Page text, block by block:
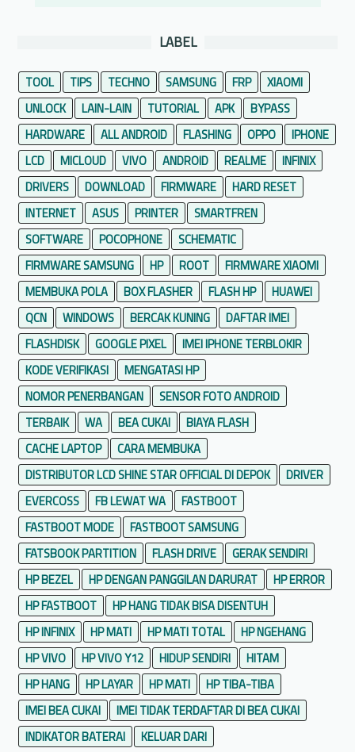
LABEL
TOOL TIPS TECHNO SAMSUNG FRP
XIAOMI
UNLOCK
LAIN-LAIN TUTORIAL APK
BYPASS
HARDWARE
ALL ANDROID FLASHING OPPO
IPHONE
LCD
MICLOUD VIVO ANDROID REALME
INFINIX
DRIVERS
DOWNLOAD FIRMWARE
HARD RESET
INTERNET
ASUS PRINTER
SMARTFREN
SOFTWARE
POCOPHONE
SCHEMATIC
FIRMWARE SAMSUNG
HP ROOT
FIRMWARE XIAOMI
MEMBUKA POLA
BOX FLASHER FLASH HP
HUAWEI
QCN
WINDOWS BERCAK KUNING
DAFTAR IMEI
FLASHDISK
GOOGLE PIXEL
IMEI IPHONE TERBLOKIR
KODE VERIFIKASI
MENGATASI HP
NOMOR PENERBANGAN
SENSOR FOTO ANDROID
TERBAIK
WA BEA CUKAI
BIAYA FLASH
CACHE LAPTOP
CARA MEMBUKA
DISTRIBUTOR LCD SHINE STAR OFFICIAL DI DEPOK
DRIVER
EVERCOSS
FB LEWAT WA
FASTBOOT
FASTBOOT MODE
FASTBOOT SAMSUNG
FATSBOOK PARTITION
FLASH DRIVE
GERAK SENDIRI
HP BEZEL
HP DENGAN PANGGILAN DARURAT
HP ERROR
HP FASTBOOT
HP HANG TIDAK BISA DISENTUH
HP INFINIX
HP MATI HP MATI TOTAL
HP NGEHANG
HP VIVO
HP VIVO Y12 HIDUP SENDIRI
HITAM
HP HANG
HP LAYAR HP MATI
HP TIBA-TIBA
IMEI BEA CUKAI
IMEI TIDAK TERDAFTAR DI BEA CUKAI
INDIKATOR BATERAI
KELUAR DARI